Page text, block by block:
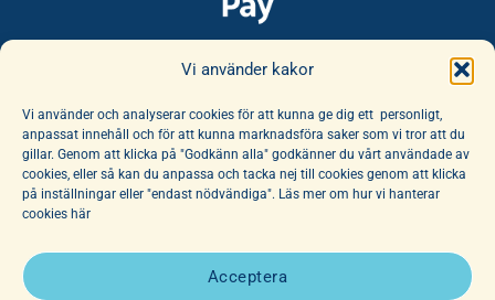
Vi använder kakor
Vi använder och analyserar cookies för att kunna ge dig ett personligt,
anpassat innehåll och för att kunna marknadsföra saker som vi tror att du
gillar. Genom att klicka på "Godkänn alla" godkänner du vårt användade av
cookies, eller så kan du anpassa och tacka nej till cookies genom att klicka
på inställningar eller "endast nödvändiga". Läs mer om hur vi hanterar
cookies här
Acceptera
Säker leverans:
utvalda av vår hängivna personal. Vi har dessutom ett stort utbud